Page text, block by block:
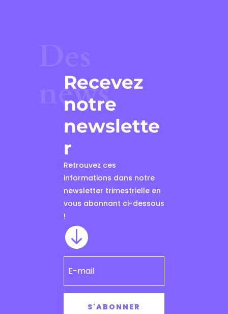
news
Recevez
notre
newslette
r
Retrouvez ces
informations dans notre
newsletter trimestrielle en
vous abonnant ci-dessous
!

S'ABONNER